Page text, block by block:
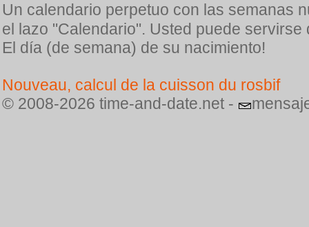
Un calendario perpetuo con las semanas
el lazo "Calendario". Usted puede
El día (de semana) de su nacimiento!
Nouveau, calcul de la cuisson du rosbif
© 2008-2026 time-and-date.net -